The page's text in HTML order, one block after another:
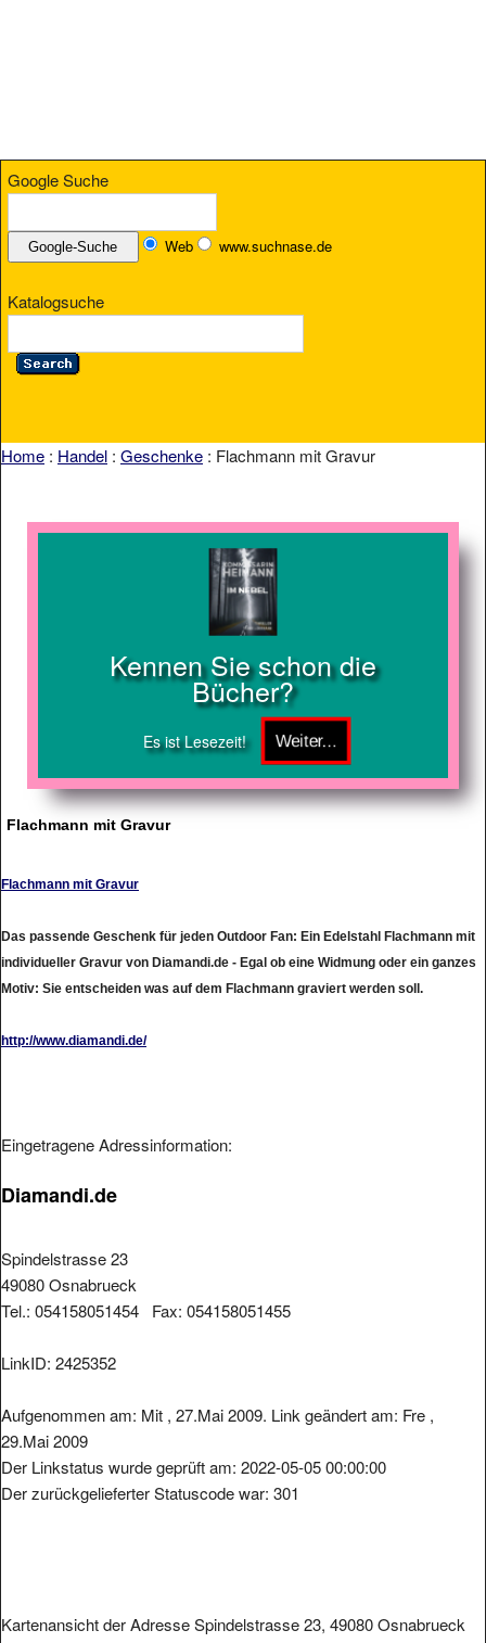
Google Suche
Web www.suchnase.de
Katalogsuche
Home : Handel : Geschenke : Flachmann mit Gravur
Kennen Sie schon die
Bücher?
Es ist Lesezeit!
Flachmann mit Gravur
Flachmann mit Gravur
Das passende Geschenk für jeden Outdoor Fan: Ein Edelstahl Flachmann mit
individueller Gravur von Diamandi.de - Egal ob eine Widmung oder ein ganzes
Motiv: Sie entscheiden was auf dem Flachmann graviert werden soll.
http://www.diamandi.de/
Eingetragene Adressinformation:
Diamandi.de
Spindelstrasse 23
49080 Osnabrueck
Tel.: 054158051454 Fax: 054158051455
LinkID: 2425352
Aufgenommen am: Mit , 27.Mai 2009. Link geändert am: Fre ,
29.Mai 2009
Der Linkstatus wurde geprüft am: 2022-05-05 00:00:00
Der zurückgelieferter Statuscode war: 301
Kartenansicht der Adresse Spindelstrasse 23, 49080 Osnabrueck